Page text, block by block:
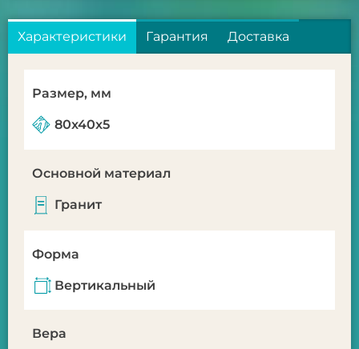
Характеристики Гарантия Доставка
Размер, мм
80x40x5
Основной материал
Гранит
Форма
Вертикальный
Вера